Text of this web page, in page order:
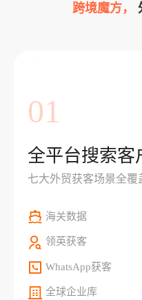
跨境魔方，
01
全平台搜索客
七大外贸获客场景全覆
海关数据
领英获客
WhatsApp获客
全球企业库